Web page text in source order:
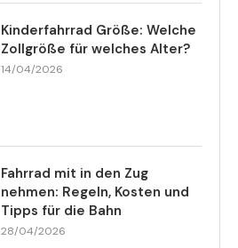
Kinderfahrrad Größe: Welche
Zollgröße für welches Alter?
14/04/2026
Fahrrad mit in den Zug
nehmen: Regeln, Kosten und
Tipps für die Bahn
28/04/2026